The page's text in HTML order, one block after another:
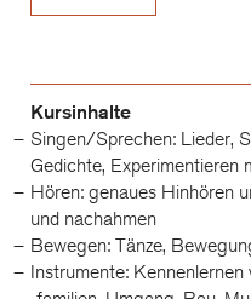
Kursinhalte
Singen/Sprechen: Lieder,
Gedichte, Experimentieren
Hören: genaues Hinhören
und nachahmen
Bewegen: Tänze,
Instrumente: